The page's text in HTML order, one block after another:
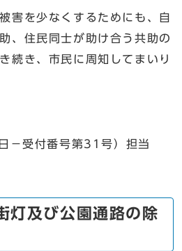
害を少なくするためにも、自
、住民同士が助け合う共助の
続き、市民に周知してまいり
受付番号第31号）担当
灯及び公園通路の除